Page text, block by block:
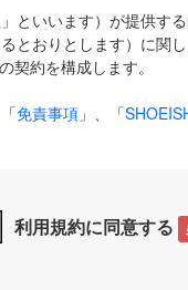
といいます）が提供す
とおりとします）に関
契約を構成します。
免責事項 」、「
とします。
利用規約に同意する